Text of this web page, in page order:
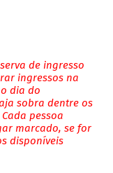
de ingresso
ingressos na
dia do
sobra dentre os
pessoa
marcado, se for
disponíveis